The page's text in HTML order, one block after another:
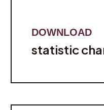
DOWNLOAD
statistic